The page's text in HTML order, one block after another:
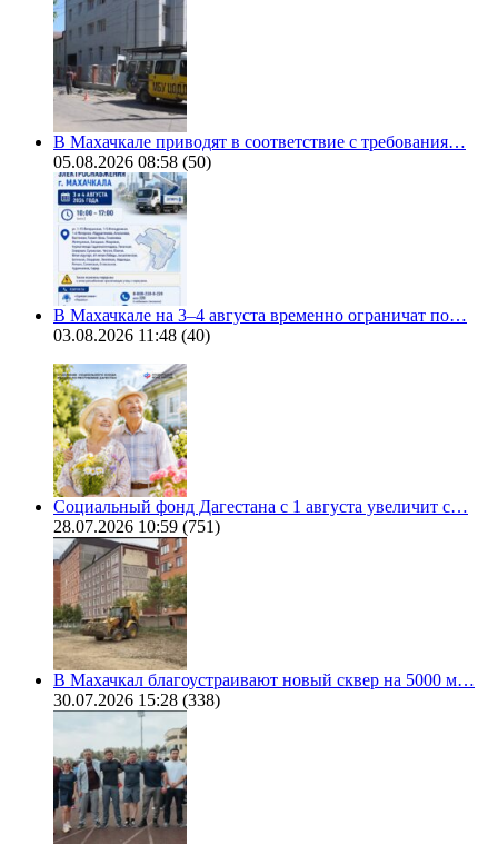
В Махачкале приводят в соответствие с требования…
05.08.2026 08:58 (50)
В Махачкале на 3–4 августа временно ограничат по…
03.08.2026 11:48 (40)
Социальный фонд Дагестана с 1 августа увеличит с…
28.07.2026 10:59 (751)
В Махачкал благоустраивают новый сквер на 5000 м…
30.07.2026 15:28 (338)